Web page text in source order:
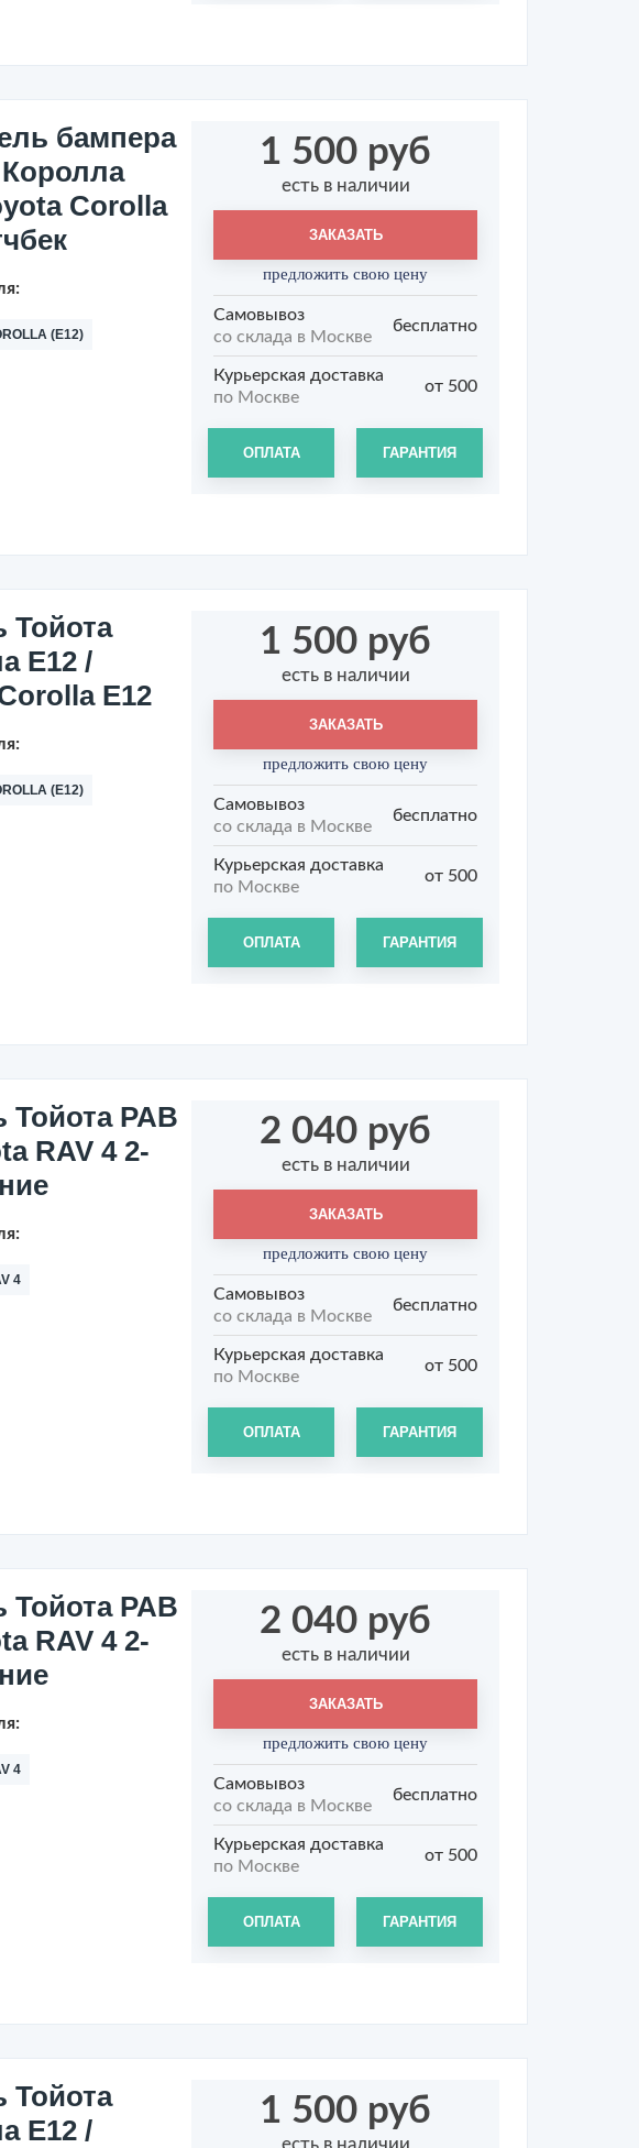
бампера
Corolla
(E12)
1 500 руб
есть в наличии
ЗАКАЗАТЬ
предложить свою цену
Самовывоз
со склада в Москве
бесплатно
Курьерская доставка
по Москве
от 500
ОПЛАТА ГАРАНТИЯ
Тойота
Е12 /
E12
(E12)
1 500 руб
есть в наличии
ЗАКАЗАТЬ
предложить свою цену
Самовывоз
со склада в Москве
бесплатно
Курьерская доставка
по Москве
от 500
ОПЛАТА ГАРАНТИЯ
Тойота РАВ
RAV 4 2-
4
2 040 руб
есть в наличии
ЗАКАЗАТЬ
предложить свою цену
Самовывоз
со склада в Москве
бесплатно
Курьерская доставка
по Москве
от 500
ОПЛАТА ГАРАНТИЯ
Тойота РАВ
RAV 4 2-
4
2 040 руб
есть в наличии
ЗАКАЗАТЬ
предложить свою цену
Самовывоз
со склада в Москве
бесплатно
Курьерская доставка
по Москве
от 500
ОПЛАТА ГАРАНТИЯ
Тойота
Е12 /
1 500 руб
есть в наличии